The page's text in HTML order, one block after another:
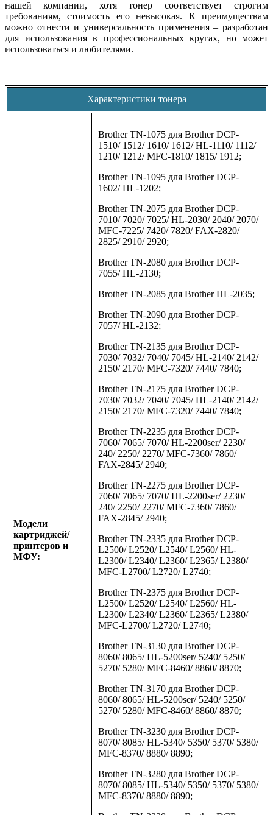
нашей компании, хотя тонер соответствует строгим
требованиям, стоимость его невысокая. К преимуществам
можно отнести и универсальность применения – разработан
для использования в профессиональных кругах, но может
использоваться и любителями.
Характеристики тонера
Модели
картриджей/
принтеров и
МФУ:
Brother TN-1075 для Brother DCP-
1510/ 1512/ 1610/ 1612/ HL-1110/ 1112/
1210/ 1212/ MFC-1810/ 1815/ 1912;
Brother TN-1095 для Brother DCP-
1602/ HL-1202;
Brother TN-2075 для Brother DCP-
7010/ 7020/ 7025/ HL-2030/ 2040/ 2070/
MFC-7225/ 7420/ 7820/ FAX-2820/
2825/ 2910/ 2920;
Brother TN-2080 для Brother DCP-
7055/ HL-2130;
Brother TN-2085 для Brother HL-2035;
Brother TN-2090 для Brother DCP-
7057/ HL-2132;
Brother TN-2135 для Brother DCP-
7030/ 7032/ 7040/ 7045/ HL-2140/ 2142/
2150/ 2170/ MFC-7320/ 7440/ 7840;
Brother TN-2175 для Brother DCP-
7030/ 7032/ 7040/ 7045/ HL-2140/ 2142/
2150/ 2170/ MFC-7320/ 7440/ 7840;
Brother TN-2235 для Brother DCP-
7060/ 7065/ 7070/ HL-2200ser/ 2230/
240/ 2250/ 2270/ MFC-7360/ 7860/
FAX-2845/ 2940;
Brother TN-2275 для Brother DCP-
7060/ 7065/ 7070/ HL-2200ser/ 2230/
240/ 2250/ 2270/ MFC-7360/ 7860/
FAX-2845/ 2940;
Brother TN-2335 для Brother DCP-
L2500/ L2520/ L2540/ L2560/ HL-
L2300/ L2340/ L2360/ L2365/ L2380/
MFC-L2700/ L2720/ L2740;
Brother TN-2375 для Brother DCP-
L2500/ L2520/ L2540/ L2560/ HL-
L2300/ L2340/ L2360/ L2365/ L2380/
MFC-L2700/ L2720/ L2740;
Brother TN-3130 для Brother DCP-
8060/ 8065/ HL-5200ser/ 5240/ 5250/
5270/ 5280/ MFC-8460/ 8860/ 8870;
Brother TN-3170 для Brother DCP-
8060/ 8065/ HL-5200ser/ 5240/ 5250/
5270/ 5280/ MFC-8460/ 8860/ 8870;
Brother TN-3230 для Brother DCP-
8070/ 8085/ HL-5340/ 5350/ 5370/ 5380/
MFC-8370/ 8880/ 8890;
Brother TN-3280 для Brother DCP-
8070/ 8085/ HL-5340/ 5350/ 5370/ 5380/
MFC-8370/ 8880/ 8890;